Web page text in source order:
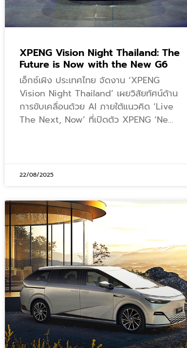
XPENG Vision Night Thailand: The
Future is Now with the New G6
เอ็กซ์เผิง ประเทศไทย จัดงาน ‘XPENG
Vision Night Thailand’ เผยวิสัยทัศน์ด้าน
การขับเคลื่อนด้วย AI ภายใต้แนวคิด ‘Live
The Next, Now’ ที่เปิดตัว XPENG ‘Ne…
22/08/2025